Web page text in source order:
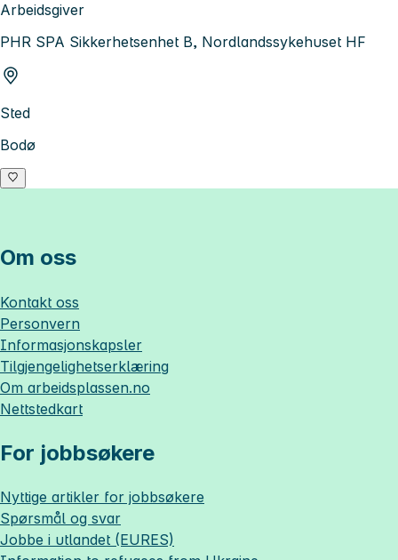
Arbeidsgiver
PHR SPA Sikkerhetsenhet B, Nordlandssykehuset HF
Sted
Bodø
Om oss
Kontakt oss
Personvern
Informasjonskapsler
Tilgjengelighetserklæring
Om arbeidsplassen.no
Nettstedkart
For jobbsøkere
Nyttige artikler for jobbsøkere
Spørsmål og svar
Jobbe i utlandet (EURES)